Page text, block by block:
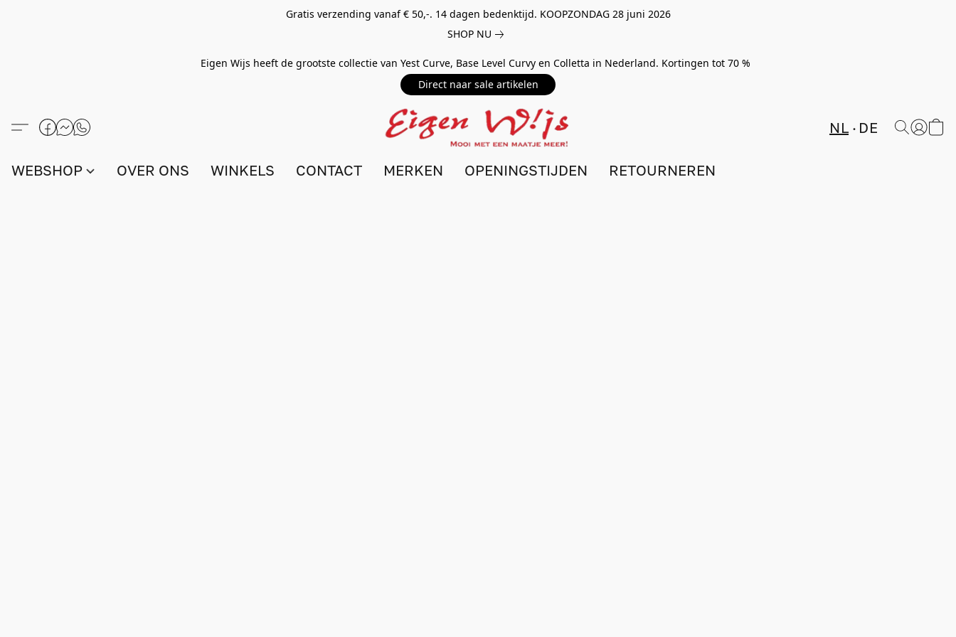
Gratis verzending vanaf € 50,-. 14 dagen bedenktijd. KOOPZONDAG 28 juni 2026
SHOP NU
Eigen Wijs heeft de grootste collectie van Yest Curve, Base Level Curvy en Colletta in Nederland. Kortingen tot 70 %
Direct naar sale artikelen
NL DE
WEBSHOP OVER ONS WINKELS CONTACT MERKEN OPENINGSTIJDEN RETOURNEREN